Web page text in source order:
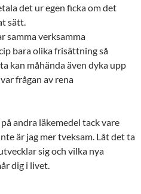
det ur egen ficka om det
sätt.
samma verksamma
bara olika frisättning så
kan måhända även dyka upp
frågan av rena
andra läkemedel tack vare
är jag mer tveksam. Låt det ta
sig och vilka nya
dig i livet.